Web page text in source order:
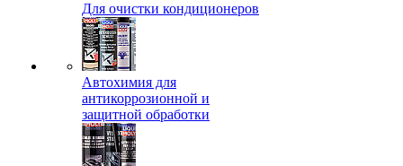
Для очистки кондиционеров
Автохимия для
антикоррозионной и
защитной обработки